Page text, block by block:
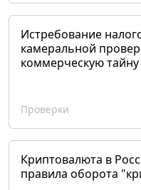
Истребование
камеральной
коммерческую тайну
Проверки
Криптовалюта в
правила оборота